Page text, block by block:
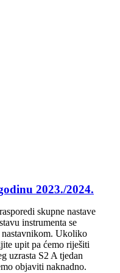
2023./2024.
skupne nastave
instrumenta se
nastavnikom. Ukoliko
upit pa ćemo riješiti
uzrasta S2 A tjedan
objaviti naknadno.